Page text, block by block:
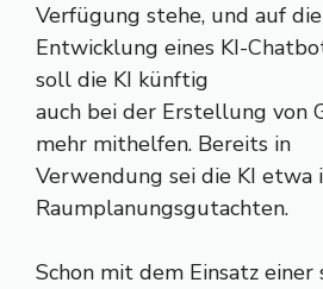
Verfügung stehe, und auf die
Entwicklung eines KI-
soll die KI künftig
auch bei der Erstellung von
mehr mithelfen. Bereits in
Verwendung sei die KI etwa
Raumplanungsgutachten.
Schon mit dem Einsatz einer